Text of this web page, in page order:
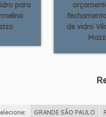
para
de vidro
GRANDE SÃO PAULO